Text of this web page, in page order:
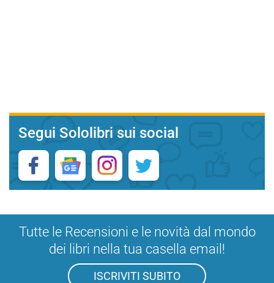
Segui Sololibri sui social
Tutte le Recensioni e le novità dal mondo
dei libri nella tua casella email!
ISCRIVITI SUBITO